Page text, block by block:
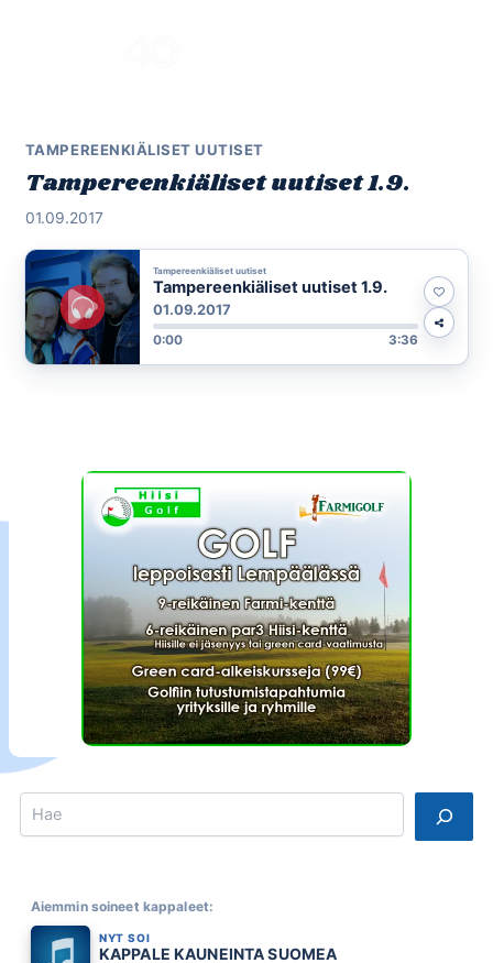
TAMPEREENKIÄLISET UUTISET
Tampereenkiäliset uutiset 1.9.
01.09.2017
Tampereenkiäliset uutiset
Tampereenkiäliset uutiset 1.9.
01.09.2017
0:00 3:36
Search
Aiemmin soineet kappaleet:
NYT SOI
KAPPALE KAUNEINTA SUOMEA